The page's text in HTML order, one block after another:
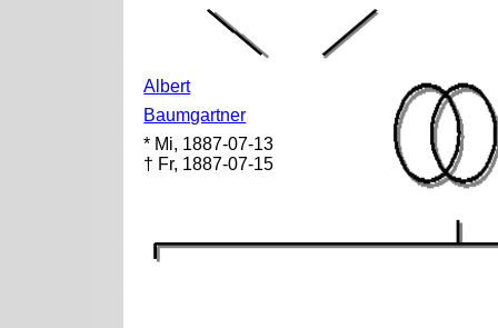
Albert
Baumgartner
* Mi, 1887-07-13
† Fr, 1887-07-15